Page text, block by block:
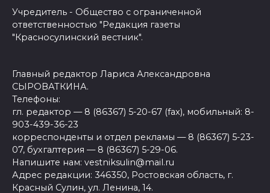
Учредитель - Общество с ограниченной
ответственностью "Редакция газеты
"Красносулинский вестник".
Главный редактор Лариса Александровна
СЫРОВАТКИНА.
Телефоны:
гл. редактор — 8 (86367) 5-20-67 (fax), мобильный: 8-
903-439-36-23
корреспонденты и отдел рекламы — 8 (86367) 5-23-
07, бухгалтерия — 8 (86367) 5-29-06.
Напишите нам: vestniksulin@mail.ru
Адрес редакции: 346350, Ростовская область, г.
Красный Сулин, ул. Ленина, 14.